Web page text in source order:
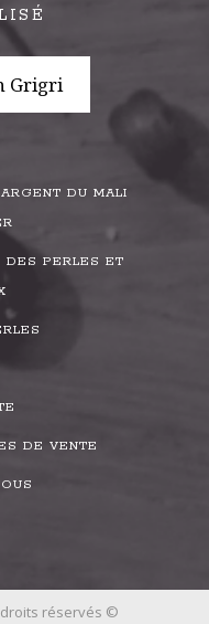
Grigri
DU MALI
DES PERLES ET
DE VENTE
réservés ©